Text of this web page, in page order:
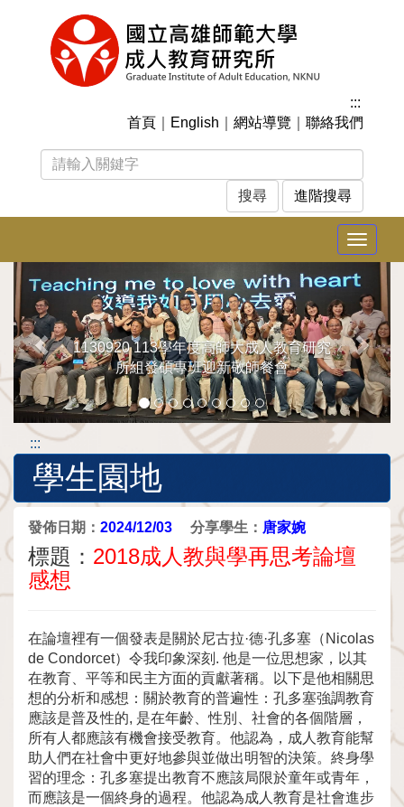
:::
首頁
English 網站導覽 聯絡我們
進階搜尋
Toggle
1130920 113學年度高師大成人教育研究
所組發碩專班迎新敬師餐會
上
一
張
下
一
張
:::
學生園地
發佈日期： 2024/12/03 分享學生： 唐家婉
標題： 2018成人教與學再思考論壇
感想
在論壇裡有一個發表是關於尼古拉·德·孔多塞（Nicolas
de Condorcet）令我印象深刻. 他是一位思想家，以其
在教育、平等和民主方面的貢獻著稱。以下是他相關思
想的分析和感想：關於教育的普遍性：孔多塞強調教育
應該是普及性的, 是在年齡、性別、社會的各個階層，
所有人都應該有機會接受教育。他認為，成人教育能幫
助人們在社會中更好地參與並做出明智的決策。終身學
習的理念：孔多塞提出教育不應該局限於童年或青年，
而應該是一個終身的過程。他認為成人教育是社會進步